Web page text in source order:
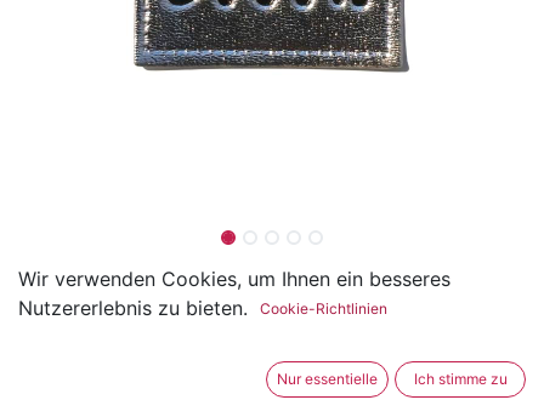
"Diva" Kunstleder Label 4 x 3
cm
Wir verwenden Cookies, um Ihnen ein besseres
Nutzererlebnis zu bieten.
Cookie-Richtlinien
Nur essentielle Ich stimme zu